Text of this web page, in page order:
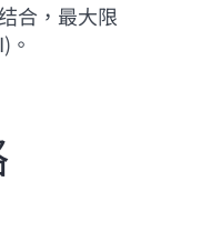
合，最大限
。